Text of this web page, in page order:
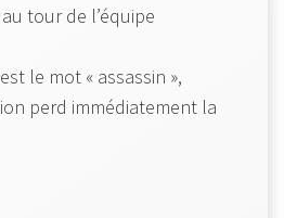
tour de l’équipe
le mot « assassin »,
perd immédiatement la